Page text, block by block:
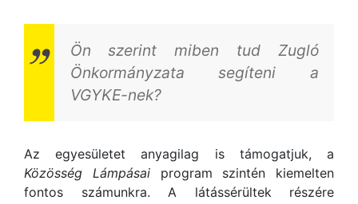
Ön szerint miben tud Zugló
Önkormányzata segíteni a
VGYKE-nek?
Az egyesületet anyagilag is támogatjuk, a
Közösség Lámpásaiprogram szintén kiemelten
fontos számunkra. A látássérültek részére